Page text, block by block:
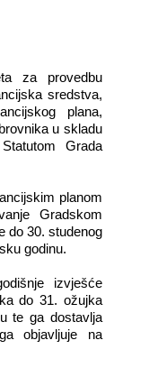
za provedbu
sredstva,
plana,
u skladu
Grada
planom
Gradskom
do 30. studenog
godinu.
izvješće
do 31. ožujka
te ga dostavlja
objavljuje na